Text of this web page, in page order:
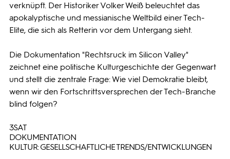
verknüpft. Der Historiker Volker Weiß beleuchtet das
apokalyptische und messianische Weltbild einer Tech-
Elite, die sich als Retterin vor dem Untergang sieht.
Die Dokumentation "Rechtsruck im Silicon Valley"
zeichnet eine politische Kulturgeschichte der Gegenwart
und stellt die zentrale Frage: Wie viel Demokratie bleibt,
wenn wir den Fortschrittsversprechen der Tech-Branche
blind folgen?
3SAT
DOKUMENTATION
KULTUR: GESELLSCHAFTLICHE TRENDS/ENTWICKLUNGEN